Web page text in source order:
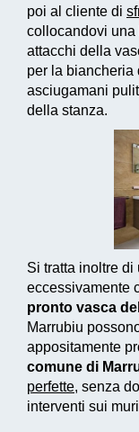
poi al cliente di
collocandovi una
attacchi della
per la biancheria
asciugamani
della stanza.
Si tratta inoltre di
eccessivamente
pronto vasca
Marrubiu
appositamente
comune di
perfette, senza
interventi sui